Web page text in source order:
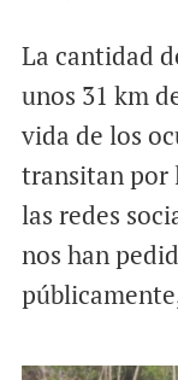
La cantidad
unos 31 km
vida de los
transitan por
las redes
nos han